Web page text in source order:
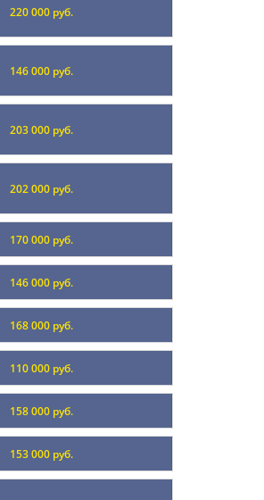
220 000 руб.
146 000 руб.
203 000 руб.
202 000 руб.
170 000 руб.
146 000 руб.
168 000 руб.
110 000 руб.
158 000 руб.
153 000 руб.